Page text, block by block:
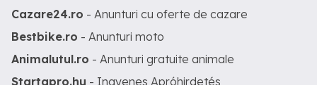
Cazare24.ro - Anunturi cu oferte de cazare
Bestbike.ro - Anunturi moto
Animalutul.ro - Anunturi gratuite animale
Startapro.hu - Ingyenes Apróhirdetés